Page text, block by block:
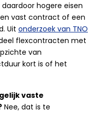
hogere eisen
vast contract of een
Uit onderzoek van TNO
flexcontracten met
van
kort is of het
vaste
Nee, dat is te